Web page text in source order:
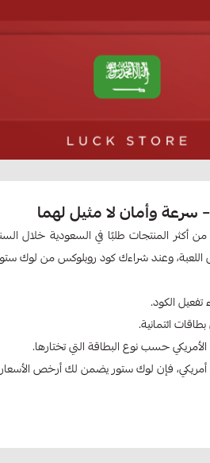
وأمان لا مثيل لهما
المنتجات طلبًا في السعودية خلال
وعند شراءك كود روبلوكس من لوك
الكود.
ائتمانية.
حسب نوع البطاقة التي تختارها.
لك أرخص الأسعار لعام 2025 مع خدمة عملاء احترافية تضع